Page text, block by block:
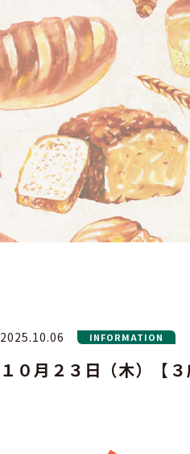
2025.10.06 INFORMATION
１０月２３日（木）【